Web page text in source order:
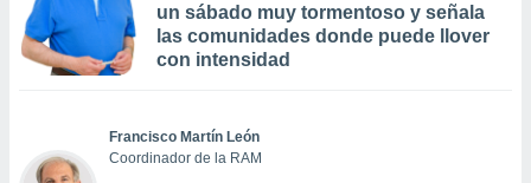
un sábado muy tormentoso y señala
las comunidades donde puede llover
con intensidad
Francisco Martín León
Coordinador de la RAM